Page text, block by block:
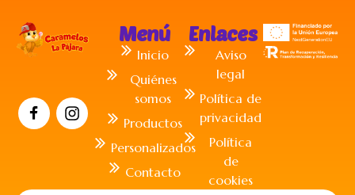
Menú
Inicio
Quiénes
somos
Productos
Personalizados
Contacto
Enlaces
Aviso
legal
Política de
privacidad
Política
de
cookies